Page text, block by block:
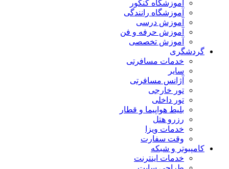
آموزشگاه کنکور
آموزشگاه رانندگی
آموزش درسی
آموزش حرفه و فن
آموزش تخصصی
گردشگری
خدمات مسافرتی
سایر
آژانس مسافرتی
تور خارجی
تور داخلی
بلیط هواپیما و قطار
رزرو هتل
خدمات ویزا
وقت سفارت
کامپیوتر و شبکه
خدمات اینترنت